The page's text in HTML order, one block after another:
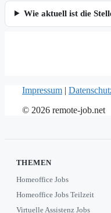
Wie aktuell ist die
Impressum |
© 2026 remote-job.net
THEMEN
Homeoffice Jobs
Homeoffice Jobs Teilzeit
Virtuelle Assistenz Jobs